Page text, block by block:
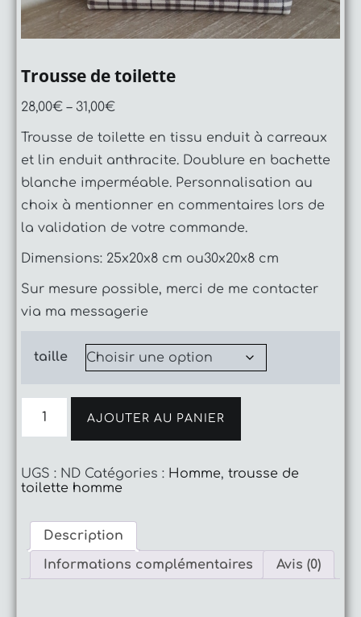
Trousse de toilette
28,00€ – 31,00€
Trousse de toilette en tissu enduit à carreaux
et lin enduit anthracite. Doublure en bachette
blanche imperméable. Personnalisation au
choix à mentionner en commentaires lors de
la validation de votre commande.
Dimensions: 25x20x8 cm ou30x20x8 cm
Sur mesure possible, merci de me contacter
via ma messagerie
taille
AJOUTER AU PANIER
UGS : ND Catégories : Homme, trousse de
toilette homme
Description
Informations complémentaires
Avis (0)